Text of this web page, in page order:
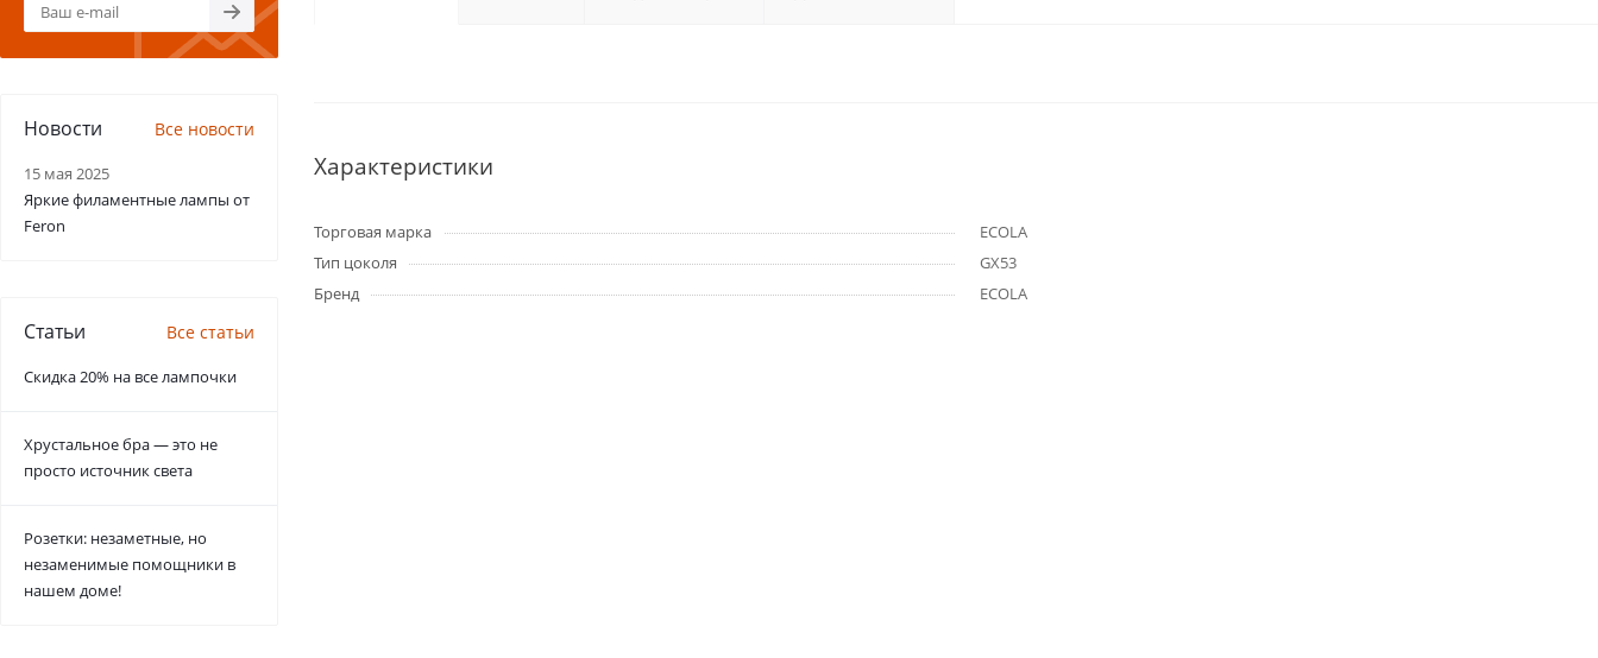
Характеристики
Торговая марка
ECOLA
Тип цоколя
GX53
Бренд
ECOLA
Новости Все новости
15 мая 2025
Яркие филаментные лампы от
Feron
Статьи Все статьи
Скидка 20% на все лампочки
Хрустальное бра — это не
просто источник света
Розетки: незаметные, но
незаменимые помощники в
нашем доме!